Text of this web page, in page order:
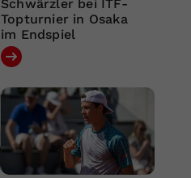
Schwärzler bei ITF-
Topturnier in Osaka
im Endspiel